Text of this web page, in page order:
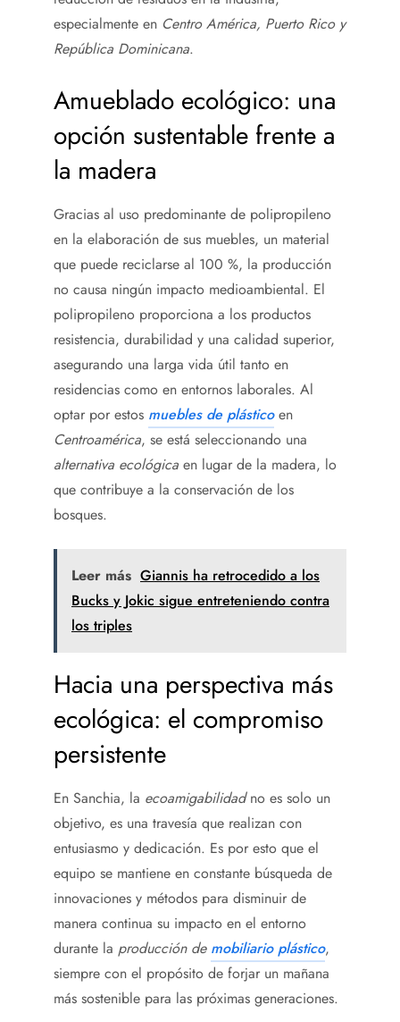
especialmente en Centro América, Puerto Rico y
República Dominicana.
Amueblado ecológico: una
opción sustentable frente a
la madera
Gracias al uso predominante de polipropileno
en la elaboración de sus muebles, un material
que puede reciclarse al 100 %, la producción
no causa ningún impacto medioambiental. El
polipropileno proporciona a los productos
resistencia, durabilidad y una calidad superior,
asegurando una larga vida útil tanto en
residencias como en entornos laborales. Al
optar por estos muebles de plásticoen
Centroamérica, se está seleccionando una
alternativa ecológica en lugar de la madera, lo
que contribuye a la conservación de los
bosques.
Leer más Giannis ha retrocedido a los
Bucks y Jokic sigue entreteniendo contra
los triples
Hacia una perspectiva más
ecológica: el compromiso
persistente
En Sanchia, la ecoamigabilidadno es solo un
objetivo, es una travesía que realizan con
entusiasmo y dedicación. Es por esto que el
equipo se mantiene en constante búsqueda de
innovaciones y métodos para disminuir de
manera continua su impacto en el entorno
durante la producción de mobiliario plástico,
siempre con el propósito de forjar un mañana
más sostenible para las próximas generaciones.